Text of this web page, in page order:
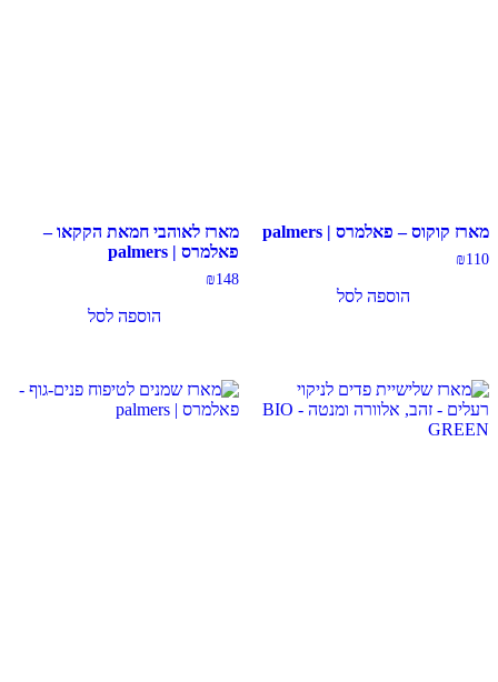
מארז קוקוס – פאלמרס | palmers
₪110
הוספה לסל
מארז לאוהבי חמאת הקקאו –
פאלמרס | palmers
₪148
הוספה לסל